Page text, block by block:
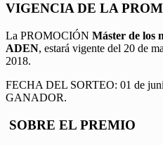
VIGENCIA DE LA
La PROMOCIÓN Máster de los
ADEN, estará vigente del 20 de
2018.
FECHA DEL SORTEO: 01 de
GANADOR.
SOBRE EL PREMIO